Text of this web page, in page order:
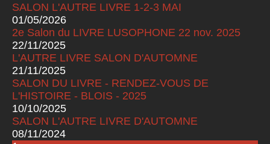
SALON L'AUTRE LIVRE 1-2-3 MAI
01/05/2026
2e Salon du LIVRE LUSOPHONE 22 nov. 2025
22/11/2025
L'AUTRE LIVRE SALON D'AUTOMNE
21/11/2025
SALON DU LIVRE - RENDEZ-VOUS DE
L'HISTOIRE - BLOIS - 2025
10/10/2025
SALON L'AUTRE LIVRE D'AUTOMNE
08/11/2024